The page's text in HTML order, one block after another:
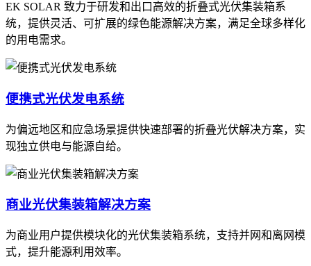
EK SOLAR 致力于研发和出口高效的折叠式光伏集装箱系
统，提供灵活、可扩展的绿色能源解决方案，满足全球多样化
的用电需求。
便携式光伏发电系统
为偏远地区和应急场景提供快速部署的折叠光伏解决方案，实
现独立供电与能源自给。
商业光伏集装箱解决方案
为商业用户提供模块化的光伏集装箱系统，支持并网和离网模
式，提升能源利用效率。